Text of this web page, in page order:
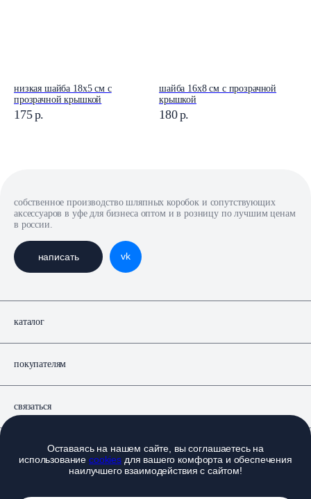
низкая шайба 18x5 см с
прозрачной крышкой
175р.
шайба 16x8 см с прозрачной
крышкой
180р.
Оставаясь на нашем сайте, вы соглашаетесь на
использованиеcookiesдля вашего комфорта и обеспечения
наилучшего взаимодействия с сайтом!
собственное производство шляпных коробок и сопутствующих
аксессуаров в уфе для бизнеса оптом и в розницу по лучшим ценам
в россии.
vk
написать
каталог
покупателям
связаться
документы